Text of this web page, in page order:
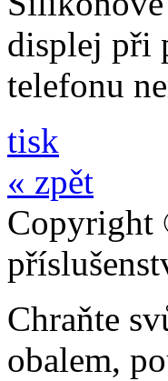
displej při
telefonu
tisk
« zpět
Copyright
Chraňte
obalem,